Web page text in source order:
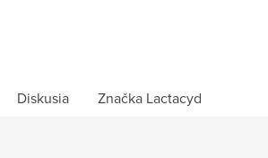
Diskusia Značka Lactacyd